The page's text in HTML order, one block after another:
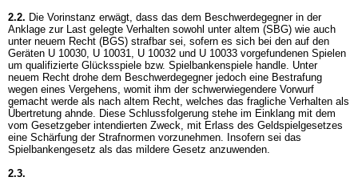
2.2. Die Vorinstanz erwägt, dass das dem Beschwerdegegner in der
Anklage zur Last gelegte Verhalten sowohl unter altem (SBG) wie auch
unter neuem Recht (BGS) strafbar sei, sofern es sich bei den auf den
Geräten U 10030, U 10031, U 10032 und U 10033 vorgefundenen Spielen
um qualifizierte Glücksspiele bzw. Spielbankenspiele handle. Unter
neuem Recht drohe dem Beschwerdegegner jedoch eine Bestrafung
wegen eines Vergehens, womit ihm der schwerwiegendere Vorwurf
gemacht werde als nach altem Recht, welches das fragliche Verhalten als
Übertretung ahnde. Diese Schlussfolgerung stehe im Einklang mit dem
vom Gesetzgeber intendierten Zweck, mit Erlass des Geldspielgesetzes
eine Schärfung der Strafnormen vorzunehmen. Insofern sei das
Spielbankengesetz als das mildere Gesetz anzuwenden.
2.3.